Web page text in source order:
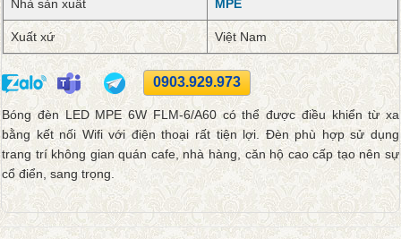
Nhà sản xuất MPE
Xuất xứ Việt Nam
0903.929.973
Bóng đèn LED MPE 6W FLM-6/A60 có thể được điều khiển từ xa
bằng kết nối Wifi với điện thoại rất tiện lợi. Đèn phù hợp sử dụng
trang trí không gian quán cafe, nhà hàng, căn hộ cao cấp tạo nên sự
cổ điển, sang trọng.